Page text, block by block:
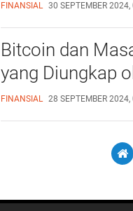
FINANSIAL 30 SEPTEMBER
Bitcoin dan
yang Diungkap
FINANSIAL 28 SEPTEMBER